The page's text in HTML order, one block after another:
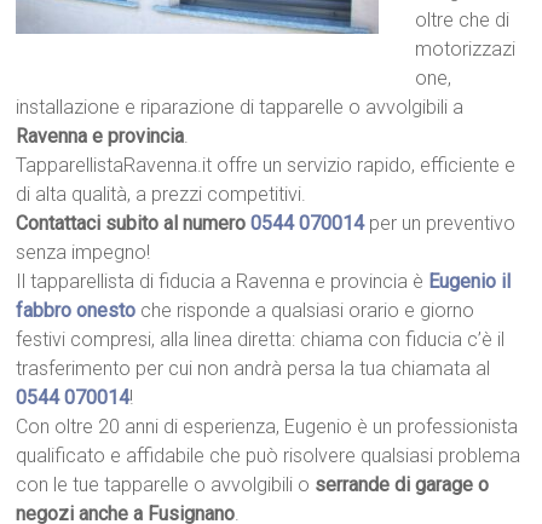
oltre che di
motorizzazi
one,
installazione e riparazione di tapparelle o avvolgibili a
Ravenna e provincia.
TapparellistaRavenna.it offre un servizio rapido, efficiente e
di alta qualità, a prezzi competitivi.
Contattaci subito al numero0544 070014per un preventivo
senza impegno!
Il tapparellista di fiducia a Ravenna e provincia è Eugenio il
fabbro onesto che risponde a qualsiasi orario e giorno
festivi compresi, alla linea diretta: chiama con fiducia c’è il
trasferimento per cui non andrà persa la tua chiamata al
0544 070014!
Con oltre 20 anni di esperienza, Eugenio è un professionista
qualificato e affidabile che può risolvere qualsiasi problema
con le tue tapparelle o avvolgibili o serrande di garage o
negozi anche a Fusignano.